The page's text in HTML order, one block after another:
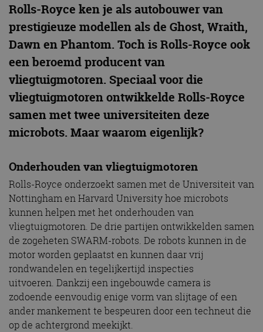
Rolls-Royce ken je als autobouwer van
prestigieuze modellen als de Ghost, Wraith,
Dawn en Phantom. Toch is Rolls-Royce ook
een beroemd producent van
vliegtuigmotoren. Speciaal voor die
vliegtuigmotoren ontwikkelde Rolls-Royce
samen met twee universiteiten deze
microbots. Maar waarom eigenlijk?
Onderhouden van vliegtuigmotoren
Rolls-Royce onderzoekt samen met de Universiteit van
Nottingham en Harvard University hoe microbots
kunnen helpen met het onderhouden van
vliegtuigmotoren. De drie partijen ontwikkelden samen
de zogeheten SWARM-robots. De robots kunnen in de
motor worden geplaatst en kunnen daar vrij
rondwandelen en tegelijkertijd inspecties
uitvoeren. Dankzij een ingebouwde camera is
zodoende eenvoudig enige vorm van slijtage of een
ander mankement te bespeuren door een techneut die
op de achtergrond meekijkt.